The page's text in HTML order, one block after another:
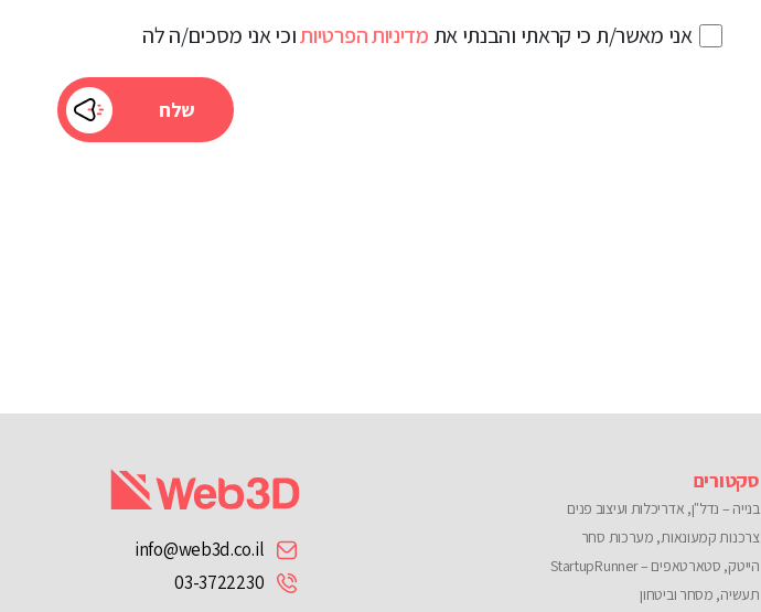
אני מאשר/ת כי קראתי והבנתי את מדיניות הפרטיותוכי אני מסכים/ה לה
סקטורים
בנייה – נדל"ן, אדריכלות ועיצוב פנים
צרכנות קמעונאות, מערכות סחר
הייטק, סטארטאפים – StartupRunner
תעשיה, מסחר וביטחון
info@web3d.co.il
03-3722230